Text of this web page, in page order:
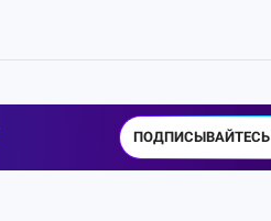
ПОДПИСЫВАЙТЕСЬ